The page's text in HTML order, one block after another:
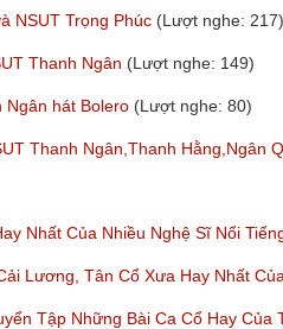
NSUT Trọng Phúc (Lượt nghe: 217)
Thanh Ngân (Lượt nghe: 149)
Ngân hát Bolero (Lượt nghe: 80)
Thanh Ngân,Thanh Hằng,Ngân
Nhất Của Nhiều Nghệ Sĩ Nổi
Lương, Tân Cổ Xưa Hay Nhất
Tập Những Bài Ca Cổ Hay Của